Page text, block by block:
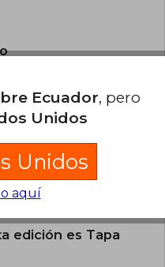
el
edición es Tapa
Ecuador, pero
Unidos
Unidos
aquí